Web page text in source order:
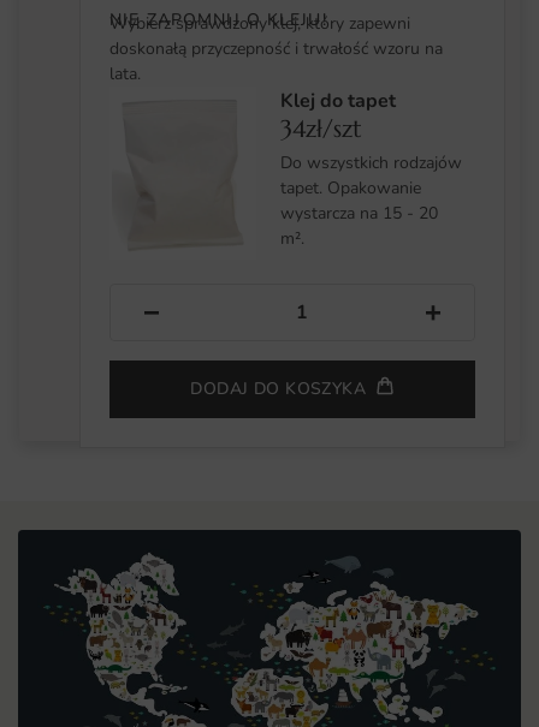
NIE ZAPOMNIJ O KLEJU!
Wybierz sprawdzony klej, który zapewni
doskonałą przyczepność i trwałość wzoru na
lata.
Klej do tapet
34zł/szt
Do wszystkich rodzajów
tapet. Opakowanie
wystarcza na 15 - 20
m².
− +
DODAJ DO KOSZYKA